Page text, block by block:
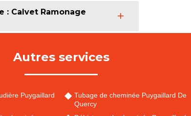
Calvet Ramonage
Autres services
Puygaillard
Tubage de cheminée Puygaillard De
Quercy